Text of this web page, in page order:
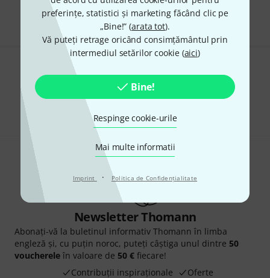
preferințe, statistici și marketing făcând clic pe
„Bine!” (arata tot).
Vă puteți retrage oricând consimțământul prin
intermediul setărilor cookie (aici)
Bine!
Respinge cookie-urile
Mai multe informatii
Imprint · Politica de Confidenţialitate
Preturile includ TVA
Îți place ceea ce vezi?
Share Ajutor și feedback
Newsletter Thomann
Abonați-vă la buletinul informativ Thomann în limba
engleză și, cu puțin noroc, puteți câștiga unul dintre 50
voucherele în valoare de 50 € fiecare!
Contribuții inspiraționale
Oferte